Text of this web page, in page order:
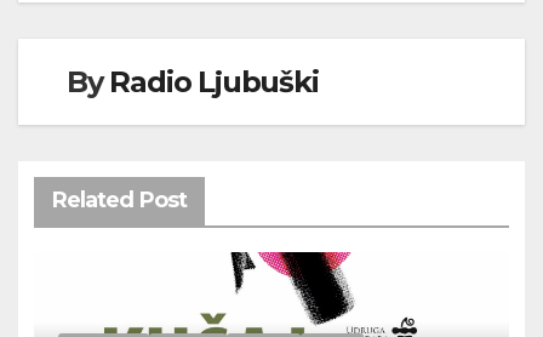
ByRadio Ljubuški
Related Post